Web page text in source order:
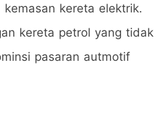
kereta elektrik.
kereta petrol yang tidak
pasaran autmotif